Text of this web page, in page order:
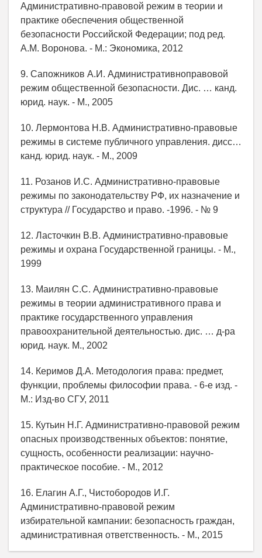
Административно-правовой режим в теории и
практике обеспечения общественной
безопасности Российской Федерации; под ред.
А.М. Воронова. - М.: Экономика, 2012
9. Сапожников А.И. Административноправовой
режим общественной безопасности. Дис. … канд.
юрид. наук. - М., 2005
10. Лермонтова Н.В. Административно-правовые
режимы в системе публичного управления. дисс…
канд. юрид. наук. - М., 2009
11. Розанов И.С. Административно-правовые
режимы по законодательству РФ, их назначение и
структура // Государство и право. -1996. - № 9
12. Ласточкин В.В. Административно-правовые
режимы и охрана Государственной границы. - М.,
1999
13. Маилян С.С. Административно-правовые
режимы в теории административного права и
практике государственного управления
правоохранительной деятельностью. дис. … д-ра
юрид. наук. М., 2002
14. Керимов Д.А. Методология права: предмет,
функции, проблемы философии права. - 6-е изд. -
М.: Изд-во СГУ, 2011
15. Кутьин Н.Г. Административно-правовой режим
опасных производственных объектов: понятие,
сущность, особенности реализации: научно-
практическое пособие. - М., 2012
16. Елагин А.Г., Чистобородов И.Г.
Административно-правовой режим
избирательной кампании: безопасность граждан,
административная ответственность. - М., 2015